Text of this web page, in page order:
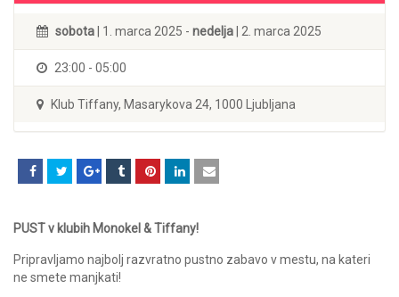
sobota | 1. marca 2025 - nedelja | 2. marca 2025
23:00 - 05:00
Klub Tiffany, Masarykova 24, 1000 Ljubljana
PUST v klubih Monokel & Tiffany!
Pripravljamo najbolj razvratno pustno zabavo v mestu, na kateri
ne smete manjkati!